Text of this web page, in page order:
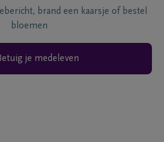
brand een kaarsje of bestel
bloemen
je medeleven